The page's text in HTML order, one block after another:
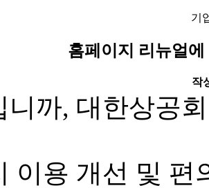
기
홈페이지 리뉴얼
작
니까, 대한상공
이용 개선 및